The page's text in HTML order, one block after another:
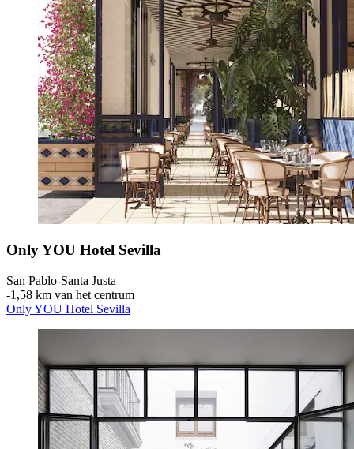
Only YOU Hotel Sevilla
San Pablo-Santa Justa
‐1,58 km van het centrum
Only YOU Hotel Sevilla